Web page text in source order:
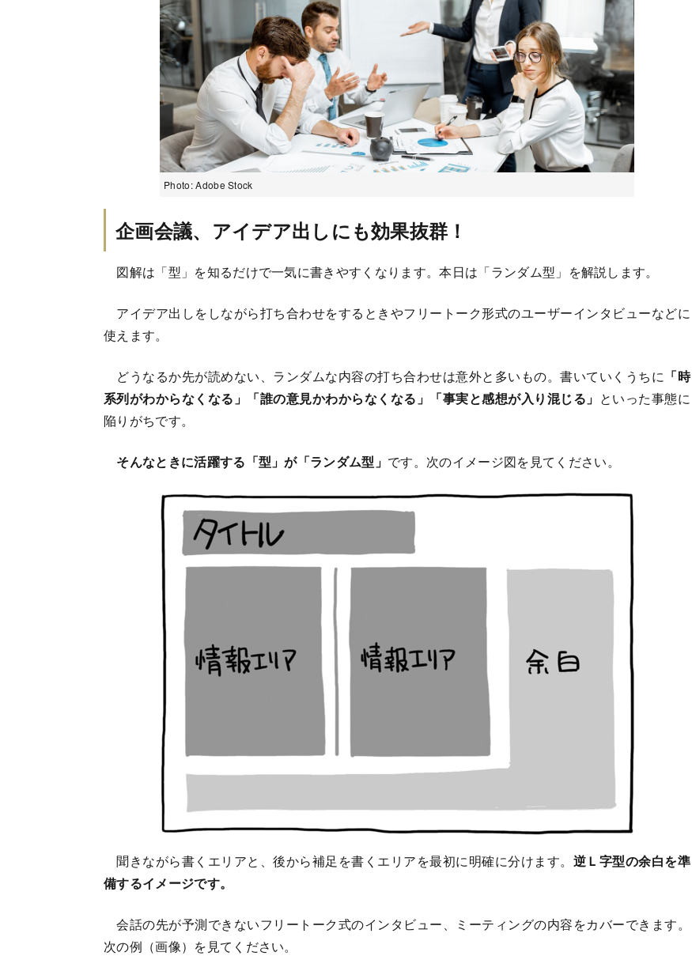
Photo: Adobe Stock
企画会議、アイデア出しにも効果抜群！
図解は「型」を知るだけで一気に書きやすくなります。本日は「ランダム型」を解説します。
アイデア出しをしながら打ち合わせをするときやフリートーク形式のユーザーインタビューなどに
使えます。
どうなるか先が読めない、ランダムな内容の打ち合わせは意外と多いもの。書いていくうちに 「時
系列がわからなくなる」「誰の意見かわからなくなる」「事実と感想が入り混じる」 といった事態に
陥りがちです。
そんなときに活躍する「型」が「ランダム型」 です。次のイメージ図を見てください。
聞きながら書くエリアと、後から補足を書くエリアを最初に明確に分けます。 逆Ｌ字型の余白を準
備するイメージです。
会話の先が予測できないフリートーク式のインタビュー、ミーティングの内容をカバーできます。
次の例（画像）を見てください。